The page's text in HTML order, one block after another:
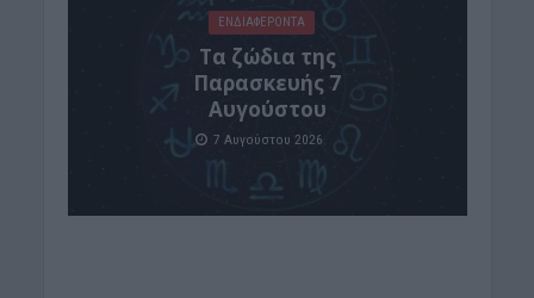
ΕΝΔΙΑΦΕΡΟΝΤΑ
Tα ζώδια της
Παρασκευής 7
Αυγούστου
7 Αυγούστου 2026